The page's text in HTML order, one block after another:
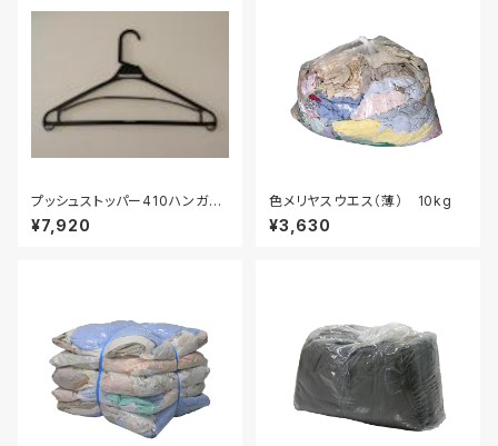
プッシュストッパー410ハンガ
ー 220本入り
¥7,920
色メリヤスウエス（薄） 10kg
¥3,630